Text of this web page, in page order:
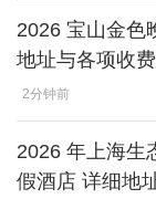
2026 宝山金色
地址与各项收
2分钟前
2026 年上海生
假酒店 详细地